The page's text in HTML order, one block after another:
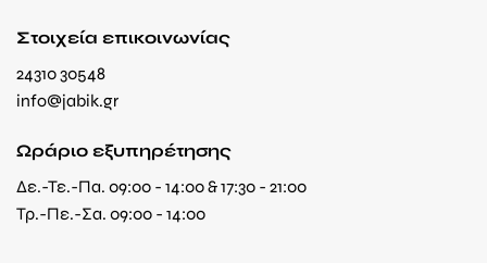
Στοιχεία επικοινωνίας
24310 30548
info@jabik.gr
Ωράριο εξυπηρέτησης
Δε.-Τε.-Πα. 09:00 - 14:00 & 17:30 - 21:00
Τρ.-Πε.-Σα. 09:00 - 14:00